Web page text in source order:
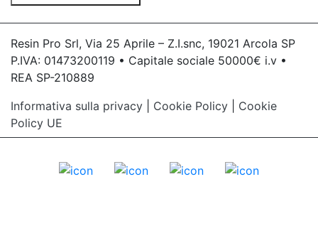
Resin Pro Srl, Via 25 Aprile – Z.I.snc, 19021 Arcola SP
P.IVA: 01473200119 • Capitale sociale 50000€ i.v •
REA SP-210889
Informativa sulla privacy
Cookie Policy
Cookie
Policy UE